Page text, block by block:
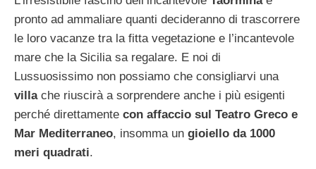
pronto ad ammaliare quanti decideranno di trascorrere
le loro vacanze tra la fitta vegetazione e l’incantevole
mare che la Sicilia sa regalare. E noi di
Lussuosissimo non possiamo che consigliarvi una
villache riuscirà a sorprendere anche i più esigenti
perché direttamente con affaccio sul Teatro Greco e
Mar Mediterraneo, insomma un gioiello da 1000
meri quadrati.